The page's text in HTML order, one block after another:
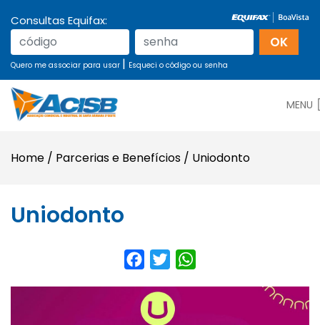
Consultas Equifax:
Quero me associar para usar | Esqueci o código ou senha
MENU
Home / Parcerias e Benefícios / Uniodonto
Uniodonto
Facebook
Twitter